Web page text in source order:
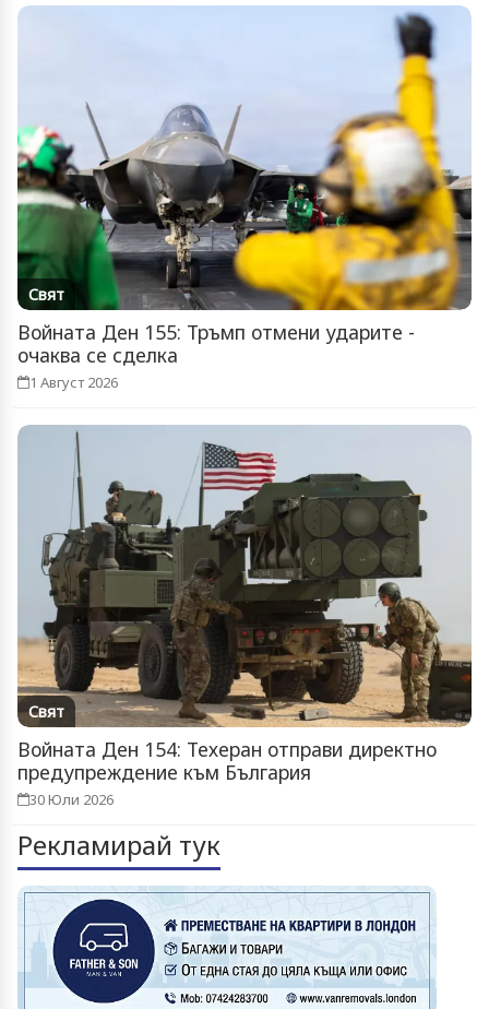
Свят
Войната Ден 155: Тръмп отмени ударите -
очаква се сделка
1 Август 2026
Свят
Войната Ден 154: Техеран отправи директно
предупреждение към България
30 Юли 2026
Рекламирай тук